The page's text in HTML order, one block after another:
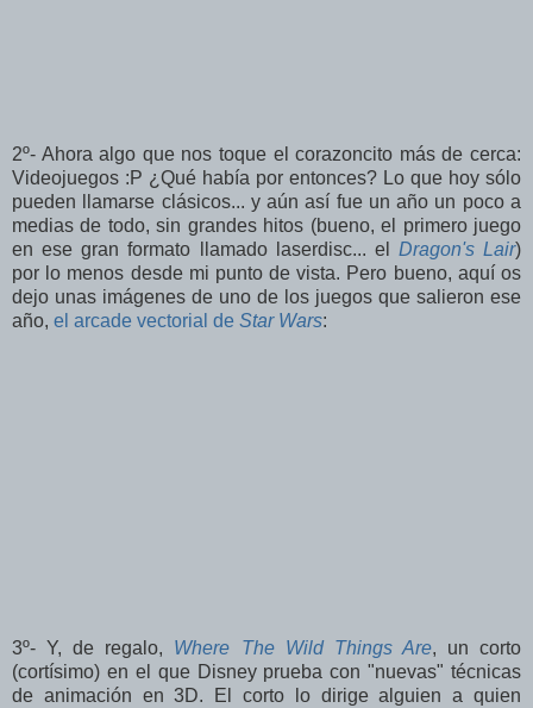
2º- Ahora algo que nos toque el corazoncito más de cerca:
Videojuegos :P ¿Qué había por entonces? Lo que hoy sólo
pueden llamarse clásicos... y aún así fue un año un poco a
medias de todo, sin grandes hitos (bueno, el primero juego
en ese gran formato llamado laserdisc... el Dragon's Lair)
por lo menos desde mi punto de vista. Pero bueno, aquí os
dejo unas imágenes de uno de los juegos que salieron ese
año, el arcade vectorial de Star Wars:
3º- Y, de regalo, Where The Wild Things Are, un corto
(cortísimo) en el que Disney prueba con "nuevas" técnicas
de animación en 3D. El corto lo dirige alguien a quien